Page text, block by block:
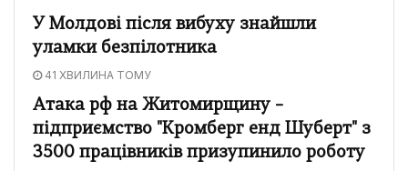
У Молдові після вибуху знайшли
уламки безпілотника
41 ХВИЛИНА ТОМУ
Атака рф на Житомирщину –
підприємство "Кромберг енд Шуберт" з
3500 працівників призупинило роботу